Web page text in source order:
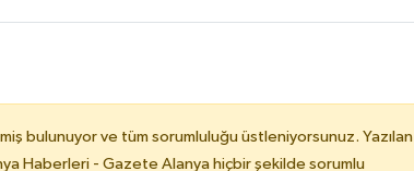
bulunuyor ve tüm sorumluluğu üstleniyorsunuz. Yazılan
Haberleri - Gazete Alanya hiçbir şekilde sorumlu